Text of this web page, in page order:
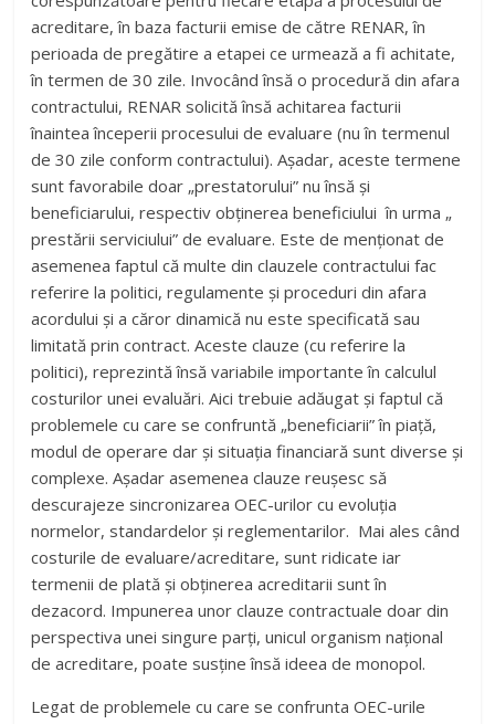
menționează că BENEFICIARUL va achita sumele
corespunzătoare pentru fiecare etapă a procesului de
acreditare, în baza facturii emise de către RENAR, în
perioada de pregătire a etapei ce urmează a fi achitate,
în termen de 30 zile. Invocând însă o procedură din afara
contractului, RENAR solicită însă achitarea facturii
înaintea începerii procesului de evaluare (nu în termenul
de 30 zile conform contractului). Așadar, aceste termene
sunt favorabile doar „prestatorului” nu însă și
beneficiarului, respectiv obținerea beneficiului în urma „
prestării serviciului” de evaluare. Este de menționat de
asemenea faptul că multe din clauzele contractului fac
referire la politici, regulamente și proceduri din afara
acordului și a căror dinamică nu este specificată sau
limitată prin contract. Aceste clauze (cu referire la
politici), reprezintă însă variabile importante în calculul
costurilor unei evaluări. Aici trebuie adăugat și faptul că
problemele cu care se confruntă „beneficiarii” în piață,
modul de operare dar și situația financiară sunt diverse și
complexe. Așadar asemenea clauze reușesc să
descurajeze sincronizarea OEC-urilor cu evoluția
normelor, standardelor și reglementarilor. Mai ales când
costurile de evaluare/acreditare, sunt ridicate iar
termenii de plată și obținerea acreditarii sunt în
dezacord. Impunerea unor clauze contractuale doar din
perspectiva unei singure parți, unicul organism național
de acreditare, poate susține însă ideea de monopol.